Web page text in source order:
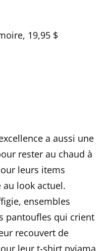
19,95 $
a aussi une
rester au chaud à
leurs items
look actuel.
ensembles
pantoufles qui crient
recouvert de
leur t-shirt pyjama